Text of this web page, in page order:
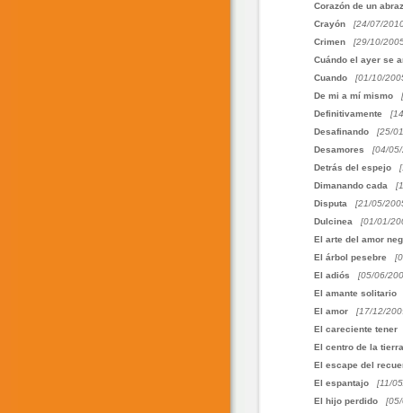
Corazón de un
Crayón
[24/07/
Crimen
[29/10/
Cuándo el ayer se
Cuando
[01/10/
De mi a mí mismo
Definitivamente
Desafinando
[25/
Desamores
[04/
Detrás del espejo
Dimanando cada
Disputa
[21/05/
Dulcinea
[01/01/
El arte del amor
El árbol pesebre
El adiós
[05/06/
El amante solitario
El amor
[17/12/
El careciente tener
El centro de la tierra
El escape del
El espantajo
[11/
El hijo perdido